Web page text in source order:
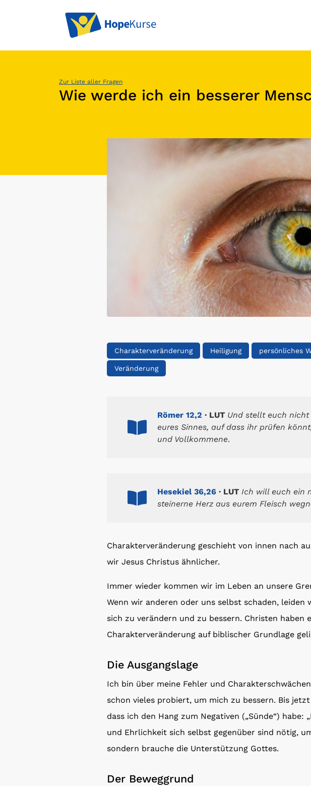
Zur Liste aller Fragen
Wie werde ich ein besserer
Charakterveränderung Heiligung persönliches
Veränderung
Römer 12,2 · LUT Und stellt euch
eures Sinnes, auf dass ihr prüfen
und Vollkommene.
Hesekiel 36,26 · LUT Ich will euch ein
steinerne Herz aus eurem Fleisch
Charakterveränderung geschieht von innen nach
wir Jesus Christus ähnlicher.
Immer wieder kommen wir im Leben an unsere
Wenn wir anderen oder uns selbst schaden, leiden
sich zu verändern und zu bessern. Christen
Charakterveränderung auf biblischer Grundlage
Die Ausgangslage
Ich bin über meine Fehler und
schon vieles probiert, um mich zu bessern. Bis
dass ich den Hang zum Negativen („Sünde“) habe:
und Ehrlichkeit sich selbst gegenüber sind nötig,
sondern brauche die Unterstützung Gottes.
Der Beweggrund